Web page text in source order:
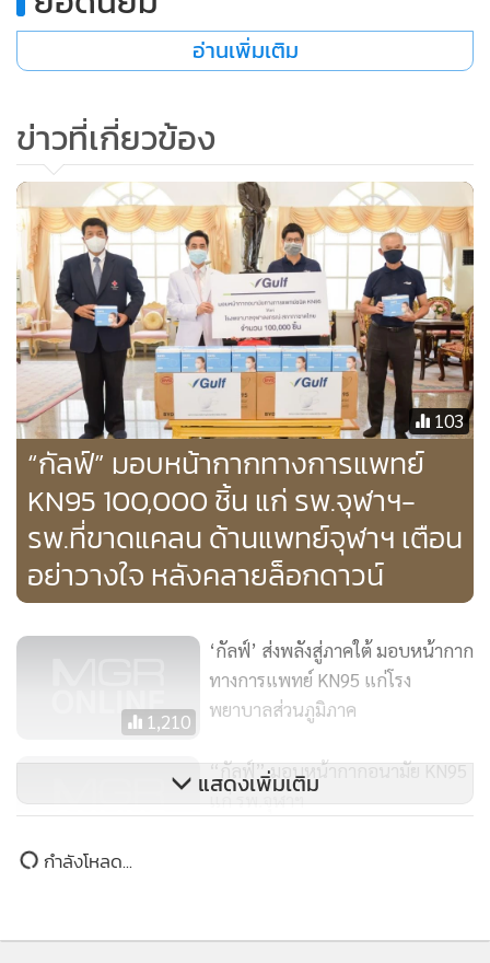
นายบุญชัย ถิราติ กรรมการบริหาร บริษัท กัลฟ์ เอ็นเนอร์จี ดี
กัลฟ์ ทำธุรกิจเกี่ยวกับพลังงานไฟฟ้า บริษัทฯ จึงทำหน้าที่อย่างดี
ที่สุดในการมุ่งผลิตกระแสไฟฟ้าที่เป็นสาธารณูปโภคขั้นพื้นฐาน
ประเทศ และจำเป็นต่อการดำเนินงานของบุคลากรทางการ
แพทย์ บริษัทฯ ตระหนักว่าช่วงวิกฤตโควิด-19 ผู้ปฏิบัติงานแนว
หน้าได้ปฏิบัติหน้าที่อย่างสุดความสามารถ เพื่อรักษาผู้ป่วยและมี
ควบคุมสถานการณ์ได้สำเร็จ
“ดังนั้น การมอบหน้ากากให้โรงพยาบาลในครั้งนี้จึงถือเป็นการ
มอบอุปกรณ์ที่จำเป็นให้แก่บุคลากรทางการแพทย์ เพื่อป้องกัน
และลดความเสี่ยงของพวกเขาจากโรคติดเชื้อทางเดินหายใจ ซึ่ง
มิใช่โควิด-19 เพียงอย่างเดียว ทั้งนี้ สืบเนื่องจากการที่กลุ่มบริษัท
กัลฟ์ได้มอบหน้ากากให้ทาง รพ.จุฬาฯ ไป 100,000 ชิ้นไปเมื่อ
สัปดาห์ก่อน แบ่งเป็น 50,000 ชิ้นให้ทาง รพ.จุฬาฯ และอีก
50,000 ชิ้นให้ รพ. อื่น ๆ ในครั้งนี้ ทาง กัลฟ์ และ รพ.จุฬาฯ จึงนำ
มาส่งมอบให้ รพ.พระมงกุฎเกล้า จำนวน 6,000 ชิ้น เพื่อเป็นการ
ควบคุมโรคในระยะยาว” นายบุญชัย กล่าวเสริม
อ่านเพิ่มเติม
ข่าวที่เกี่ยวข้อง
103
“กัลฟ์” มอบหน้ากากทางการแพทย์
KN95 100,000 ชิ้น แก่ รพ.จุฬาฯ-
รพ.ที่ขาดแคลน ด้านแพทย์จุฬาฯ เตือน
อย่าวางใจ หลังคลายล็อกดาวน์
1,210
‘กัลฟ์’ ส่งพลังสู่ภาคใต้ มอบหน้ากาก
ทางการแพทย์ KN95 แก่โรง
พยาบาลส่วนภูมิภาค
“กัลฟ์” มอบหน้ากากอนามัย KN95
แก่ รพ.จุฬาฯ
ศักดิ์ เถกิงเกียรติ
แสดงเพิ่มเติม
กำลังโหลด...